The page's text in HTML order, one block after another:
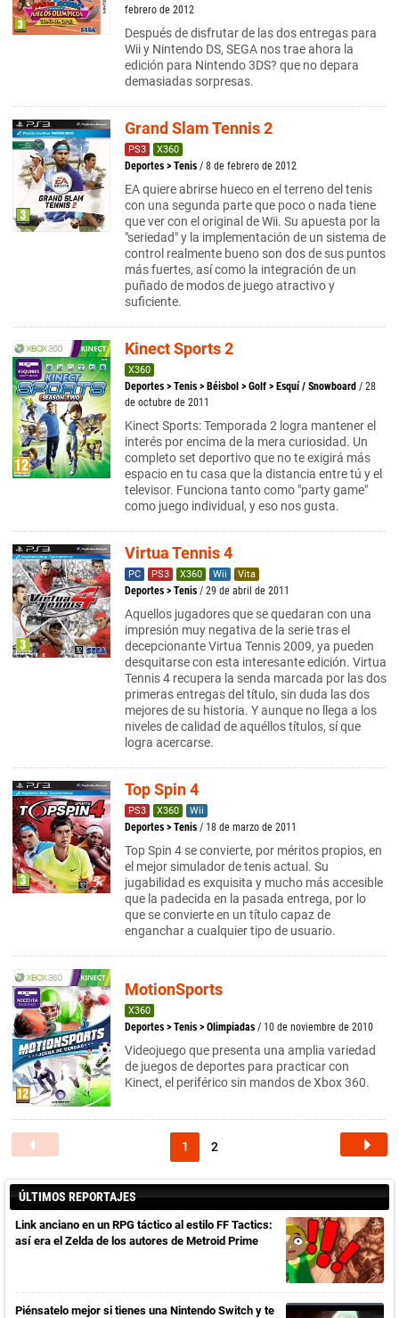
febrero de 2012
Después de disfrutar de las dos entregas para
Wii y Nintendo DS, SEGA nos trae ahora la
edición para Nintendo 3DS? que no depara
demasiadas sorpresas.
Grand Slam Tennis 2
PS3 X360
Deportes > Tenis / 8 de febrero de 2012
EA quiere abrirse hueco en el terreno del tenis
con una segunda parte que poco o nada tiene
que ver con el original de Wii. Su apuesta por la
"seriedad" y la implementación de un sistema de
control realmente bueno son dos de sus puntos
más fuertes, así como la integración de un
puñado de modos de juego atractivo y
suficiente.
Kinect Sports 2
X360
Deportes > Tenis > Béisbol > Golf > Esquí / Snowboard / 28
de octubre de 2011
Kinect Sports: Temporada 2 logra mantener el
interés por encima de la mera curiosidad. Un
completo set deportivo que no te exigirá más
espacio en tu casa que la distancia entre tú y el
televisor. Funciona tanto como "party game"
como juego individual, y eso nos gusta.
Virtua Tennis 4
PC PS3 X360 Wii Vita
Deportes > Tenis / 29 de abril de 2011
Aquellos jugadores que se quedaran con una
impresión muy negativa de la serie tras el
decepcionante Virtua Tennis 2009, ya pueden
desquitarse con esta interesante edición. Virtua
Tennis 4 recupera la senda marcada por las dos
primeras entregas del título, sin duda las dos
mejores de su historia. Y aunque no llega a los
niveles de calidad de aquéllos títulos, sí que
logra acercarse.
Top Spin 4
PS3 X360 Wii
Deportes > Tenis / 18 de marzo de 2011
Top Spin 4 se convierte, por méritos propios, en
el mejor simulador de tenis actual. Su
jugabilidad es exquisita y mucho más accesible
que la padecida en la pasada entrega, por lo
que se convierte en un título capaz de
enganchar a cualquier tipo de usuario.
MotionSports
X360
Deportes > Tenis > Olimpiadas / 10 de noviembre de 2010
Videojuego que presenta una amplia variedad
de juegos de deportes para practicar con
Kinect, el periférico sin mandos de Xbox 360.
1 2
ÚLTIMOS REPORTAJES
Link anciano en un RPG táctico al estilo FF Tactics:
así era el Zelda de los autores de Metroid Prime
Piénsatelo mejor si tienes una Nintendo Switch y te